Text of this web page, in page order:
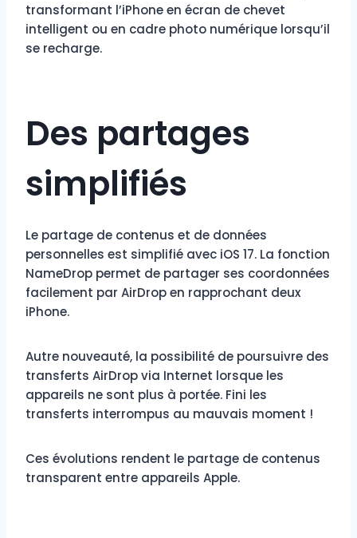
transformant l’iPhone en écran de chevet
intelligent ou en cadre photo numérique lorsqu’il
se recharge.
Des partages
simplifiés
Le partage de contenus et de données
personnelles est simplifié avec iOS 17. La fonction
NameDrop permet de partager ses coordonnées
facilement par AirDrop en rapprochant deux
iPhone.
Autre nouveauté, la possibilité de poursuivre des
transferts AirDrop via Internet lorsque les
appareils ne sont plus à portée. Fini les
transferts interrompus au mauvais moment !
Ces évolutions rendent le partage de contenus
transparent entre appareils Apple.